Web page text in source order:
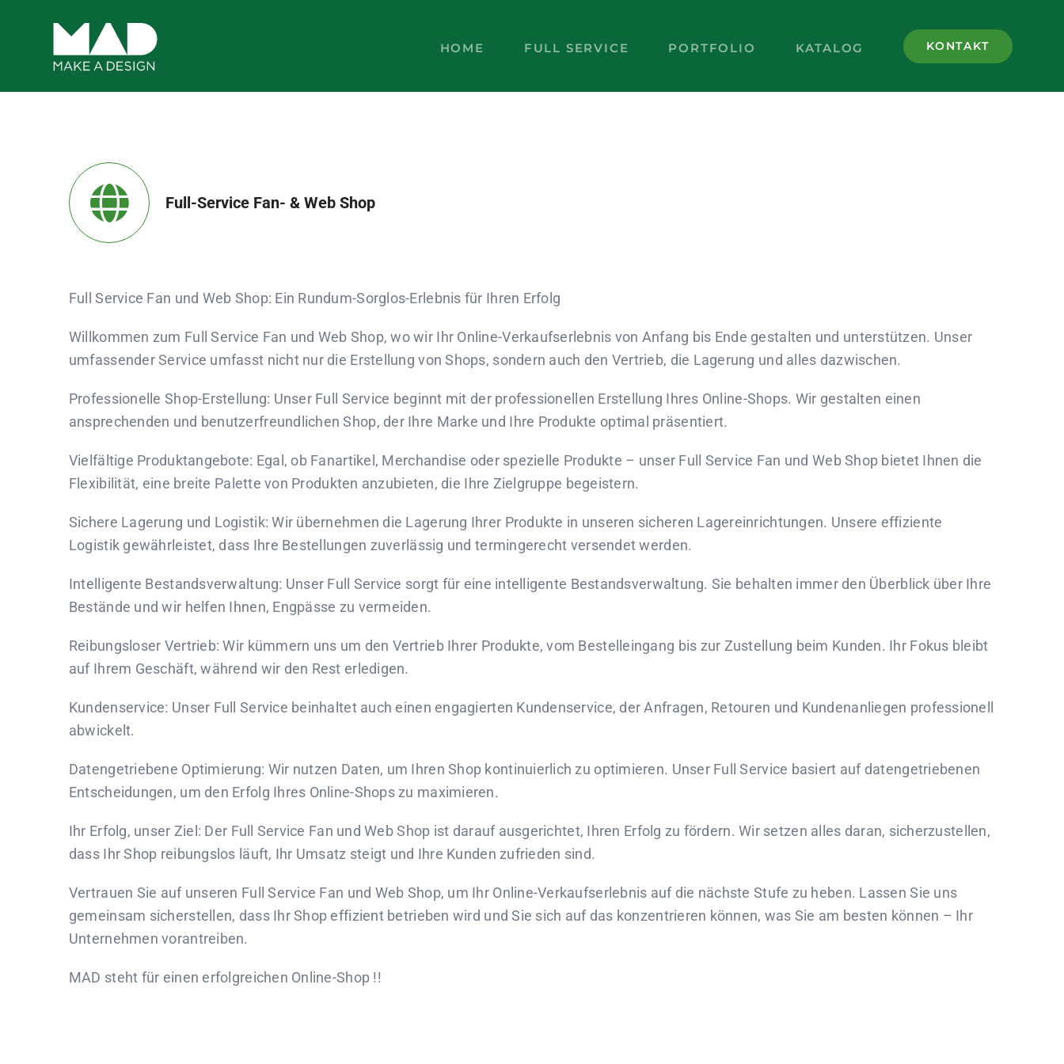
springen
HOME FULL SERVICE PORTFOLIO KATALOG KONTAKT
Full-Service Fan- & Web Shop
Full Service Fan und Web Shop: Ein Rundum-Sorglos-Erlebnis für Ihren Erfolg
Willkommen zum Full Service Fan und Web Shop, wo wir Ihr Online-Verkaufserlebnis von Anfang bis Ende gestalten und unterstützen. Unser
umfassender Service umfasst nicht nur die Erstellung von Shops, sondern auch den Vertrieb, die Lagerung und alles dazwischen.
Professionelle Shop-Erstellung: Unser Full Service beginnt mit der professionellen Erstellung Ihres Online-Shops. Wir gestalten einen
ansprechenden und benutzerfreundlichen Shop, der Ihre Marke und Ihre Produkte optimal präsentiert.
Vielfältige Produktangebote: Egal, ob Fanartikel, Merchandise oder spezielle Produkte – unser Full Service Fan und Web Shop bietet Ihnen die
Flexibilität, eine breite Palette von Produkten anzubieten, die Ihre Zielgruppe begeistern.
Sichere Lagerung und Logistik: Wir übernehmen die Lagerung Ihrer Produkte in unseren sicheren Lagereinrichtungen. Unsere effiziente
Logistik gewährleistet, dass Ihre Bestellungen zuverlässig und termingerecht versendet werden.
Intelligente Bestandsverwaltung: Unser Full Service sorgt für eine intelligente Bestandsverwaltung. Sie behalten immer den Überblick über Ihre
Bestände und wir helfen Ihnen, Engpässe zu vermeiden.
Reibungsloser Vertrieb: Wir kümmern uns um den Vertrieb Ihrer Produkte, vom Bestelleingang bis zur Zustellung beim Kunden. Ihr Fokus bleibt
auf Ihrem Geschäft, während wir den Rest erledigen.
Kundenservice: Unser Full Service beinhaltet auch einen engagierten Kundenservice, der Anfragen, Retouren und Kundenanliegen professionell
abwickelt.
Datengetriebene Optimierung: Wir nutzen Daten, um Ihren Shop kontinuierlich zu optimieren. Unser Full Service basiert auf datengetriebenen
Entscheidungen, um den Erfolg Ihres Online-Shops zu maximieren.
Ihr Erfolg, unser Ziel: Der Full Service Fan und Web Shop ist darauf ausgerichtet, Ihren Erfolg zu fördern. Wir setzen alles daran, sicherzustellen,
dass Ihr Shop reibungslos läuft, Ihr Umsatz steigt und Ihre Kunden zufrieden sind.
Vertrauen Sie auf unseren Full Service Fan und Web Shop, um Ihr Online-Verkaufserlebnis auf die nächste Stufe zu heben. Lassen Sie uns
gemeinsam sicherstellen, dass Ihr Shop effizient betrieben wird und Sie sich auf das konzentrieren können, was Sie am besten können – Ihr
Unternehmen vorantreiben.
MAD steht für einen erfolgreichen Online-Shop !!